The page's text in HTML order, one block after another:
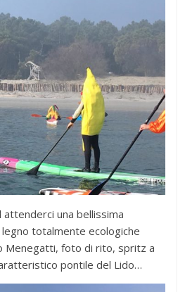
una bellissima
totalmente ecologiche
Menegatti, foto di rito, spritz a
pontile del Lido…